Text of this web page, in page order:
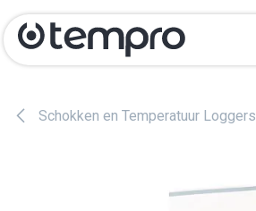
Overslaan naar inhoud
Schokken en Temperatuur Loggers